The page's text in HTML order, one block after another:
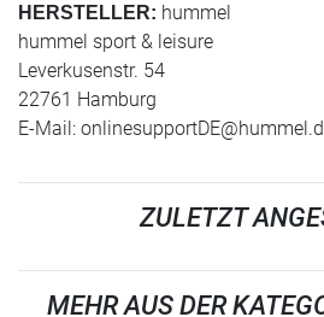
HERSTELLER: hummel
hummel sport & leisure
Leverkusenstr. 54
22761 Hamburg
E-Mail:
ZULETZT
MEHR AUS DER